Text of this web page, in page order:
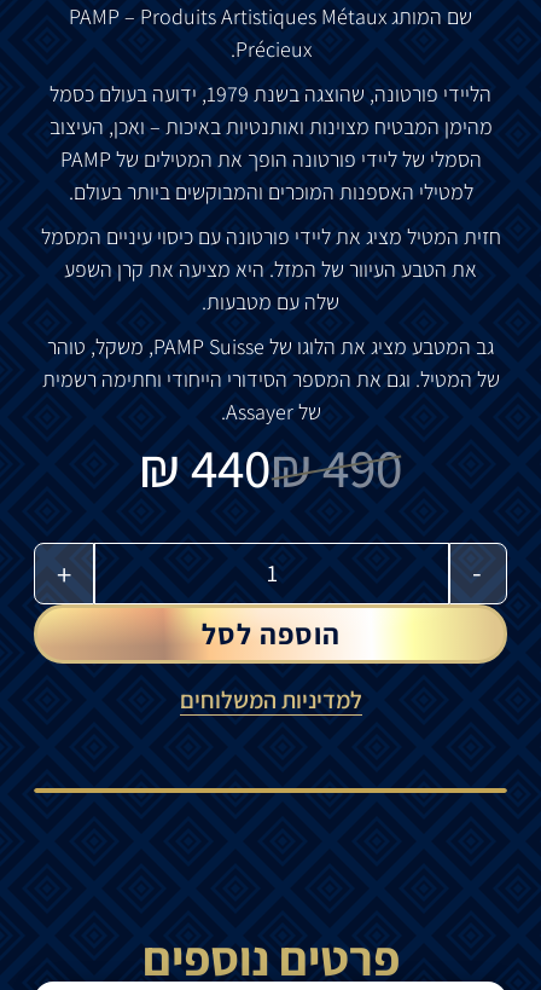
שם המותגPAMP – Produits Artistiques Métaux
Précieux.
הליידי פורטונה, שהוצגה בשנת ידועה בעולם כסמל
מהימן המבטיח מצוינות ואותנטיותבאיכות – ואכן, העיצוב
הסמלי שלליידי פורטונה הופך את המטילים שלPAMP
למטילי האספנות המוכרים והמבוקשים ביותרבעולם.
חזית המטיל מציג אתליידי פורטונהעם כיסוי עיניים המסמל
את הטבע העיוור של המזל. היא מציעה את קרן השפע
שלה עם מטבעות.
גב המטבע מציג את הלוגו של משקל, טוהר
של המטיל. וגם את המספר הסידורי הייחודי וחתימה רשמית
שלAssayer.
490
₪
440
₪
-
+
הוספה לסל
למדיניות המשלוחים
פרטים נוספים